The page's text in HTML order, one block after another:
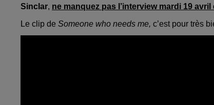
Sinclar, ne manquez pas l’interview mardi 19
Le clip de Someone who needs me, c’est pour très